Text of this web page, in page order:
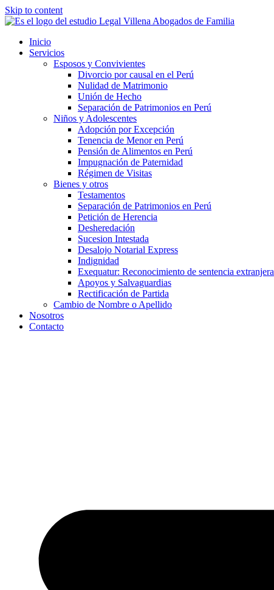
Skip to content
Inicio
Servicios
Esposos y Convivientes
Divorcio por causal en el Perú
Nulidad de Matrimonio
Unión de Hecho
Separación de Patrimonios en Perú
Niños y Adolescentes
Adopción por Excepción
Tenencia de Menor en Perú
Pensión de Alimentos en Perú
Impugnación de Paternidad
Régimen de Visitas
Bienes y otros
Testamentos
Separación de Patrimonios en Perú
Petición de Herencia
Desheredación
Sucesion Intestada
Desalojo Notarial Express
Indignidad
Exequatur: Reconocimiento de sentencia extranjera
Apoyos y Salvaguardias
Rectificación de Partida
Cambio de Nombre o Apellido
Nosotros
Contacto